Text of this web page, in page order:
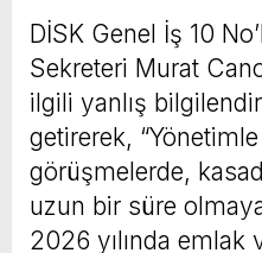
DİSK Genel İş 10
Sekreteri Murat
ilgili yanlış
getirerek, “Yönetimle
görüşmelerde,
uzun bir süre
2026 yılında emlak